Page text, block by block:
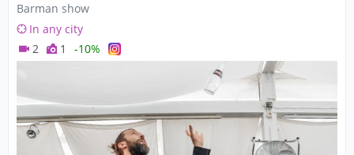
Barman show
In any city
2
1 -10%